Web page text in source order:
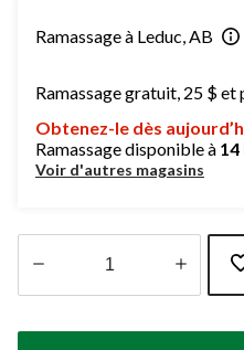
Ramassage à Leduc, AB
Ramassage gratuit, 25 $ et
Obtenez-le dès
Ramassage disponible à 14
Voir d'autres magasins